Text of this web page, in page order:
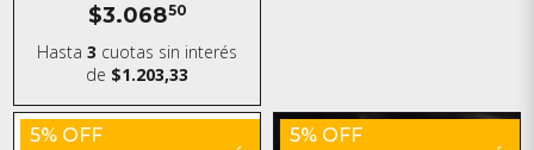
$3.06850
Hasta3 cuotas sin interés
de $1.203,33
5% OFF
5% OFF